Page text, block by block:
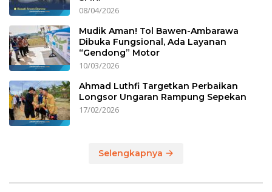
08/04/2026
Mudik Aman! Tol Bawen-Ambarawa
Dibuka Fungsional, Ada Layanan
“Gendong” Motor
10/03/2026
Ahmad Luthfi Targetkan Perbaikan
Longsor Ungaran Rampung Sepekan
17/02/2026
Selengkapnya